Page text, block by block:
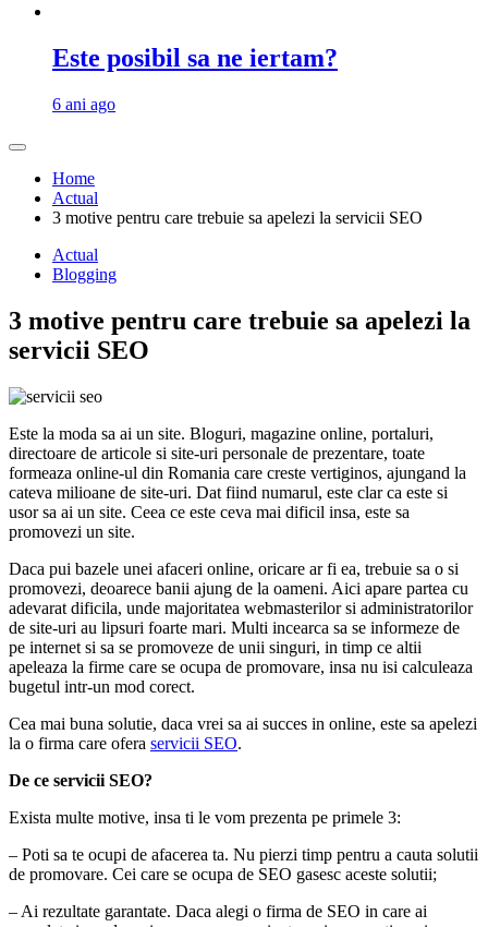
Este posibil sa ne iertam?
6 ani ago
Home
Actual
3 motive pentru care trebuie sa apelezi la servicii SEO
Actual
Blogging
3 motive pentru care trebuie sa apelezi la
servicii SEO
Este la moda sa ai un site. Bloguri, magazine online, portaluri,
directoare de articole si site-uri personale de prezentare, toate
formeaza online-ul din Romania care creste vertiginos, ajungand la
cateva milioane de site-uri. Dat fiind numarul, este clar ca este si
usor sa ai un site. Ceea ce este ceva mai dificil insa, este sa
promovezi un site.
Daca pui bazele unei afaceri online, oricare ar fi ea, trebuie sa o si
promovezi, deoarece banii ajung de la oameni. Aici apare partea cu
adevarat dificila, unde majoritatea webmasterilor si administratorilor
de site-uri au lipsuri foarte mari. Multi incearca sa se informeze de
pe internet si sa se promoveze de unii singuri, in timp ce altii
apeleaza la firme care se ocupa de promovare, insa nu isi calculeaza
bugetul intr-un mod corect.
Cea mai buna solutie, daca vrei sa ai succes in online, este sa apelezi
la o firma care ofera servicii SEO.
De ce servicii SEO?
Exista multe motive, insa ti le vom prezenta pe primele 3:
– Poti sa te ocupi de afacerea ta. Nu pierzi timp pentru a cauta solutii
de promovare. Cei care se ocupa de SEO gasesc aceste solutii;
– Ai rezultate garantate. Daca alegi o firma de SEO in care ai